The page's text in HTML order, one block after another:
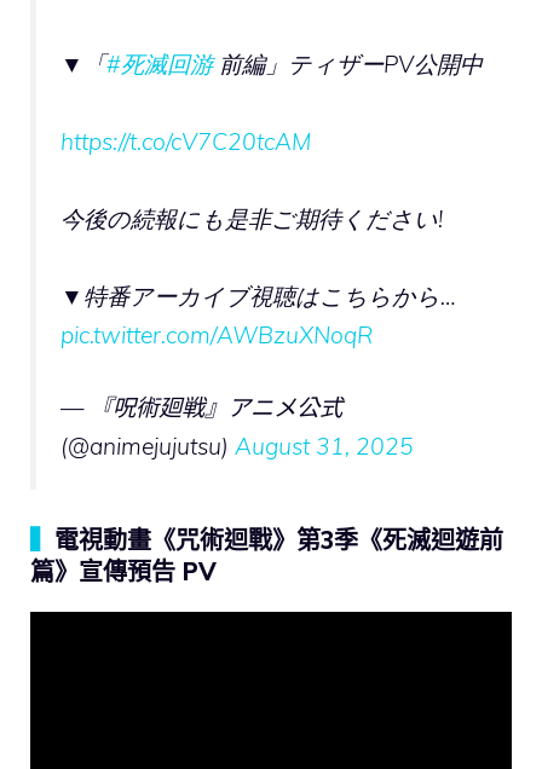
▼「#死滅回游前編」ティザーPV公開中
https://t.co/cV7C20tcAM
今後の続報にも是非ご期待ください!
▼特番アーカイブ視聴はこちらから…
pic.twitter.com/AWBzuXNoqR
— 『呪術廻戦』アニメ公式
(@animejujutsu) August 31, 2025
電視動畫《咒術迴戰》第3季《死滅迴遊前
篇》宣傳預告 PV